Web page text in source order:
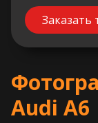
Заказать
Audi A6